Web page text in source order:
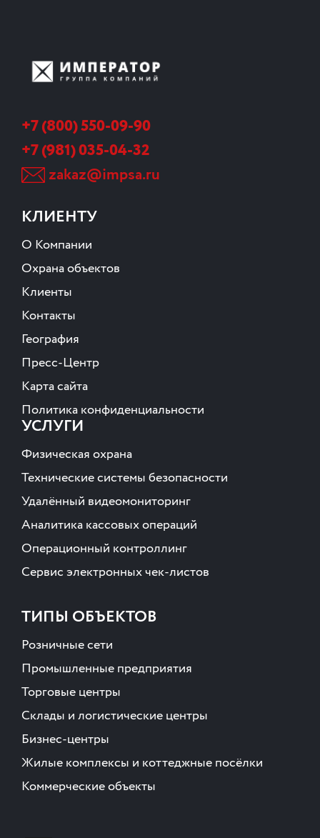
+7 (800) 550-09-90
+7 (981) 035-04-32
zakaz@impsa.ru
КЛИЕНТУ
О Компании
Охрана объектов
Клиенты
Контакты
География
Пресс-Центр
Карта сайта
Политика конфиденциальности
УСЛУГИ
Физическая охрана
Технические системы безопасности
Удалённый видеомониторинг
Аналитика кассовых операций
Операционный контроллинг
Сервис электронных чек-листов
ТИПЫ ОБЪЕКТОВ
Розничные сети
Промышленные предприятия
Торговые центры
Склады и логистические центры
Бизнес-центры
Жилые комплексы и коттеджные посёлки
Коммерческие объекты